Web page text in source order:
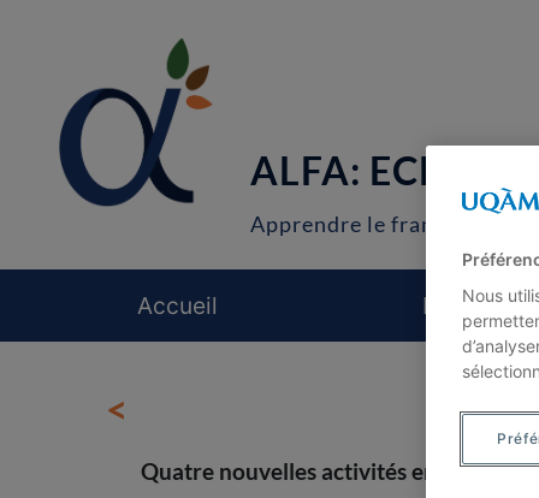
ALFA: ECM
Apprendre le français
Accueil Notre
<
Quatre nouvelles activités en ligne
Nous